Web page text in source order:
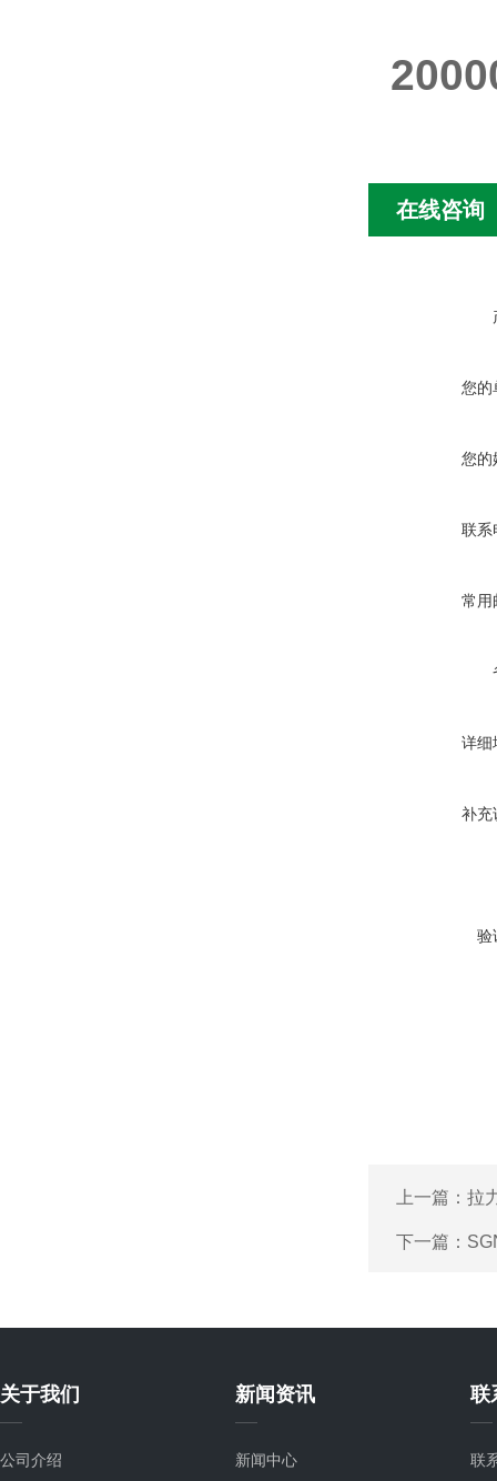
在线咨询
您的
您的
联系
常用
详细
补充
验
上一篇： 拉
下一篇：
关于我们
公司介绍
新闻资讯
新闻中心
联
联